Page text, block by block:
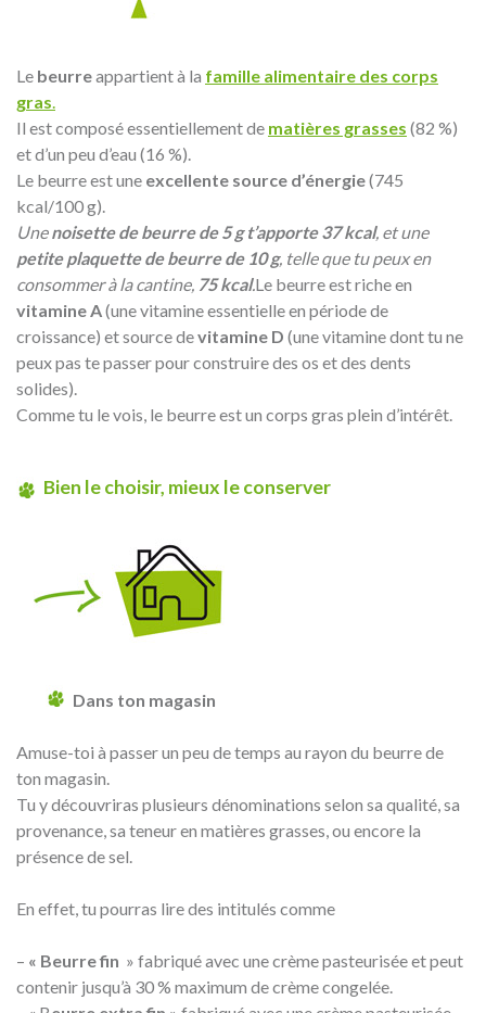
Le beurreappartient à la famille alimentaire des corps
gras.
Il est composé essentiellement de matières grasses (82 %)
et d’un peu d’eau (16 %).
Le beurre est une excellente source d’énergie(745
kcal/100 g).
Unenoisette de beurre de 5 g t’apporte 37 kcal, et une
petite plaquette de beurre de 10 g, telle que tu peux en
consommer à la cantine, 75 kcal.Le beurre est riche en
vitamine A(une vitamine essentielle en période de
croissance) et source devitamine D (une vitamine dont tu ne
peux pas te passer pour construire des os et des dents
solides).
Comme tu le vois, le beurre est un corps gras plein d’intérêt.
Bien le choisir, mieux le conserver
Dans ton magasin
Amuse-toi à passer un peu de temps au rayon du beurre de
ton magasin.
Tu y découvriras plusieurs dénominations selon sa qualité, sa
provenance, sa teneur en matières grasses, ou encore la
présence de sel.
En effet, tu pourras lire des intitulés comme
– « Beurre fin » fabriqué avec une crème pasteurisée et peut
contenir jusqu’à 30 % maximum de crème congelée.